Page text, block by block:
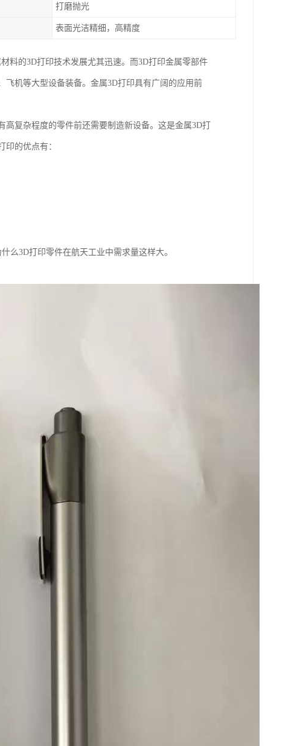
打磨抛光
表面光洁精细，高精度
料的3D打印技术发展尤其迅速。而3D打印金属零部件
机等大型设备装备。金属3D打印具有广阔的应用前
复杂程度的零件前还需要制造新设备。这是金属3D打
的优点有：
么3D打印零件在航天工业中需求量这样大。